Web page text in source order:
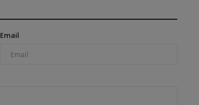
Email